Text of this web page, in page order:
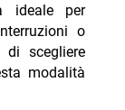
ideale per
o
di scegliere
modalità